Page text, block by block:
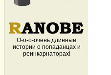
О-о-о-очень длинные
истории о попаданцах и
реинкарнаторах!